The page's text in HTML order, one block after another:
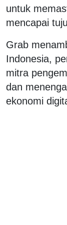
untuk
mencapai
Grab
Indonesia,
mitra
dan
ekonomi